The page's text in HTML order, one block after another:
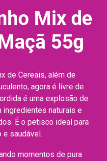
Mix de
55g
de Cereais, além de
agora é livre de
é uma explosão de
ingredientes naturais e
É o petisco ideal para
e saudável.
momentos de pura